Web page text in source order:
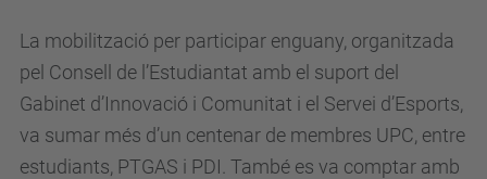
La mobilització per participar enguany, organitzada
pel Consell de l’Estudiantat amb el suport del
Gabinet d’Innovació i Comunitat i el Servei d’Esports,
va sumar més d’un centenar de membres UPC, entre
estudiants, PTGAS i PDI. També es va comptar amb